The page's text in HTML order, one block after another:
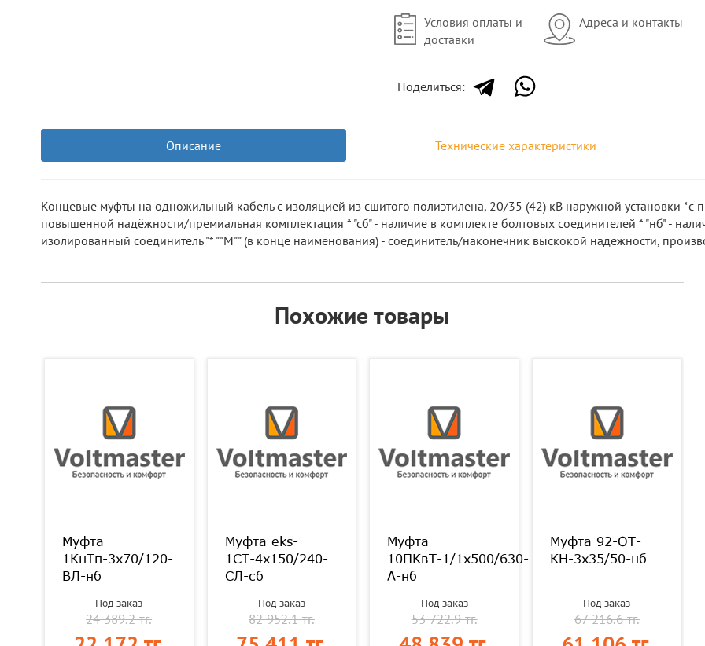
Условия оплаты и
доставки
Адреса и контакты
Поделиться:
Описание Технические характеристики
Концевые муфты на одножильный кабель с изоляцией из сшитого полиэтилена, 20/35 (42) кВ наружной установки *с
повышенной надёжности/премиальная комплектация * "сб" - наличие в комплекте болтовых соединителей * "нб" -
изолированный соединитель "* ""М"" (в конце наименования) - соединитель/наконечник выскокой надёжности,
Похожие товары
Муфта
1КнТп-3х70/120-
ВЛ-нб
Под заказ
24 389.2 тг.
Муфта eks-
1СТ-4х150/240-
СЛ-сб
Под заказ
82 952.1 тг.
Муфта
10ПКвТ-1/1х500/630-
А-нб
Под заказ
53 722.9 тг.
Муфта 92-OT-
КН-3х35/50-нб
Под заказ
67 216.6 тг.